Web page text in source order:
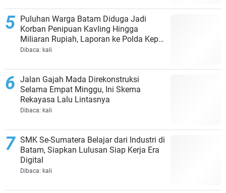
Puluhan Warga Batam Diduga Jadi
Korban Penipuan Kavling Hingga
Miliaran Rupiah, Laporan ke Polda Kepri
Jalan di Tempat?
Dibaca: kali
Jalan Gajah Mada Direkonstruksi
Selama Empat Minggu, Ini Skema
Rekayasa Lalu Lintasnya
Dibaca: kali
SMK Se-Sumatera Belajar dari Industri di
Batam, Siapkan Lulusan Siap Kerja Era
Digital
Dibaca: kali